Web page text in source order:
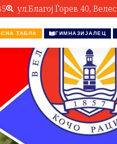
ул.Благој Ѓорев 40, Велес
ТАБЛА ГИМНАЗИЈАЛЕЦ